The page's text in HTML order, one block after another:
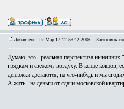
Добавлено: Пт Мар 17 12:59:42 2006 Заголовок
Думаю, это - реальная перспектива нынешних
грядкам и свежему воздуху. В конце концов,
денюжки достаются; на что-нибудь и мы
А жить - на деньги от сдачи московской